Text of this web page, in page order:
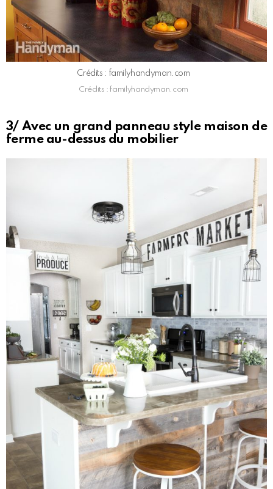
Crédits : familyhandyman.com
Crédits : familyhandyman.com
3/ Avec un grand panneau style maison de
ferme au-dessus du mobilier